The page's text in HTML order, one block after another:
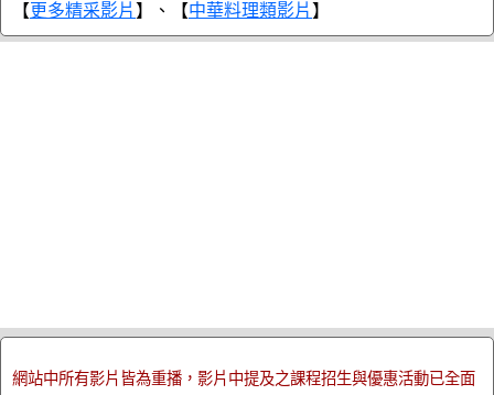
【更多精采影片 】、【中華料理類影片 】
網站中所有影片皆為重播，影片中提及之課程招生與優惠活動已全面